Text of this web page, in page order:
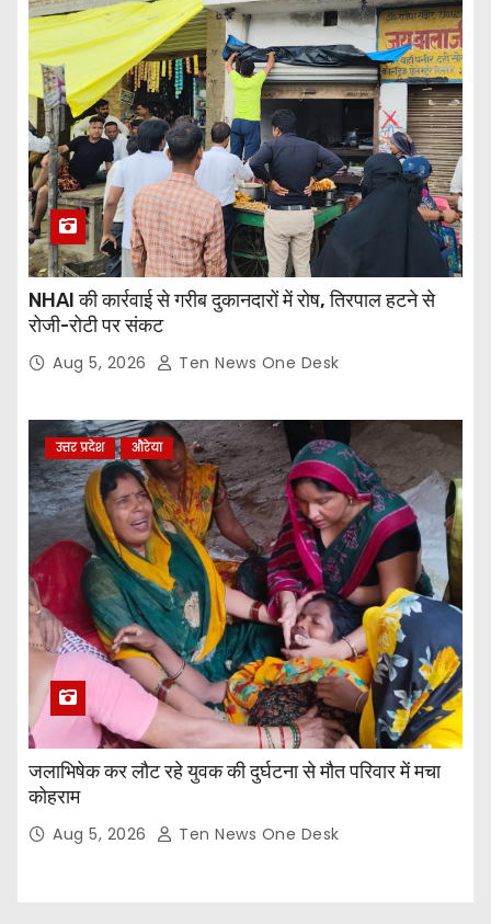
NHAI की कार्रवाई से गरीब दुकानदारों में रोष, तिरपाल हटने से
रोजी-रोटी पर संकट
Aug 5, 2026 Ten News One Desk
उत्तर प्रदेश औरेया
जलाभिषेक कर लौट रहे युवक की दुर्घटना से मौत परिवार में मचा
कोहराम
Aug 5, 2026 Ten News One Desk